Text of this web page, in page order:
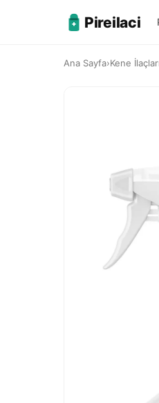
Pireilaci
Ana Sayfa›Kene İlaçları